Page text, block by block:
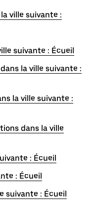
ville suivante :
suivante : Écueil
la ville suivante :
la ville suivante :
dans la ville
: Écueil
: Écueil
suivante : Écueil